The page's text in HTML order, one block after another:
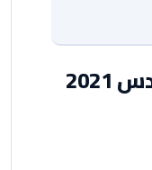
أسعار سيارات مرسيدس 2021